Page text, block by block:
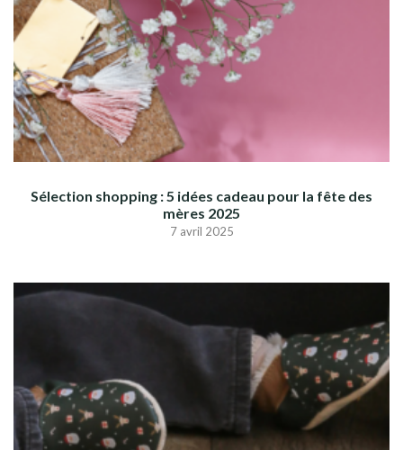
Sélection shopping : 5 idées cadeau pour la fête des
mères 2025
7 avril 2025